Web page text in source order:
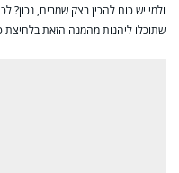
ולמי יש כוח להכין בצק שמרים, נכון?
שתוכלו ליהנות מהמנה הזאת בלחיצת